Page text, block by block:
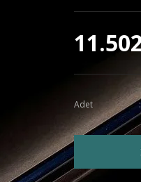
Adet